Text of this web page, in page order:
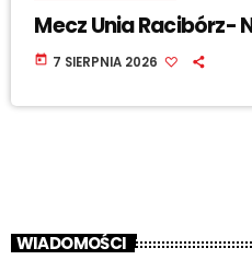
Mecz Unia Racibórz-
today 7 SIERPNIA 2026
WIADOMOŚCI